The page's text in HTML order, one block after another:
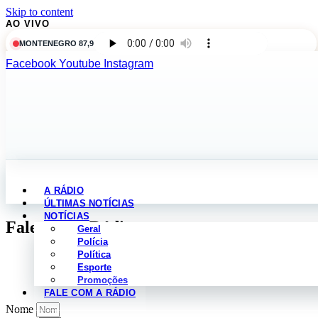
Skip to content
AO VIVO
MONTENEGRO 87,9
Facebook Youtube Instagram
A RÁDIO
ÚLTIMAS NOTÍCIAS
NOTÍCIAS
Geral
Polícia
Política
Esporte
Promoções
FALE COM A RÁDIO
Fale com a Rádio
Nome